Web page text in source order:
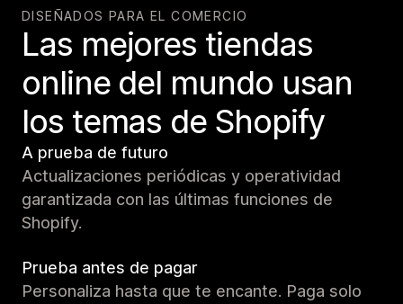
DISEÑADOS PARA EL COMERCIO
Las mejores tiendas
online del mundo usan
los temas de Shopify
A prueba de futuro
Actualizaciones periódicas y operatividad
garantizada con las últimas funciones de
Shopify.
Prueba antes de pagar
Personaliza hasta que te encante. Paga solo